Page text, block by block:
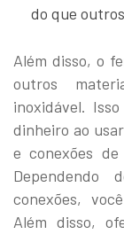
do que
Além disso, o
outros
inoxidável.
dinheiro ao
e conexões
conexões,
Além disso,